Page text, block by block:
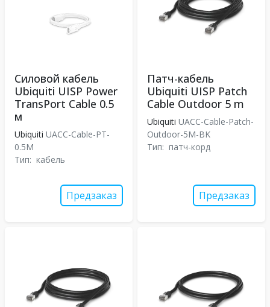
Силовой кабель
Ubiquiti UISP Power
TransPort Cable 0.5
м
Ubiquiti UACC-Cable-PT-
0.5M
Тип: кабель
Предзаказ
Патч-кабель
Ubiquiti UISP Patch
Cable Outdoor 5 m
Ubiquiti UACC-Cable-Patch-
Outdoor-5M-BK
Тип: патч-корд
Предзаказ